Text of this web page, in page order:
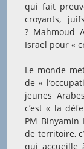
qui fait
croyants,
? Mahmoud
Israël pour «
Le monde
de «
jeunes
c’est « la
PM Binyamin
de territoire,
qui accueille